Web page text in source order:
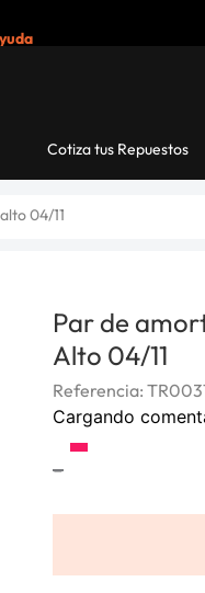
Cotiza tus Repuestos
04/11
Par de
Alto 04/11
Referencia:
Cargando
-